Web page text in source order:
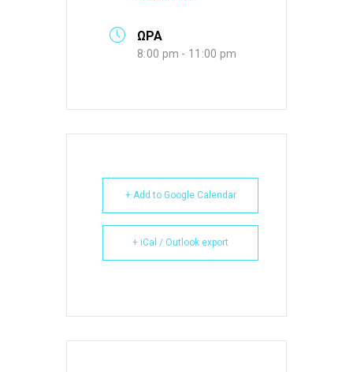
ΩΡΑ
8:00 pm - 11:00 pm
+ Add to Google Calendar
+ iCal / Outlook export